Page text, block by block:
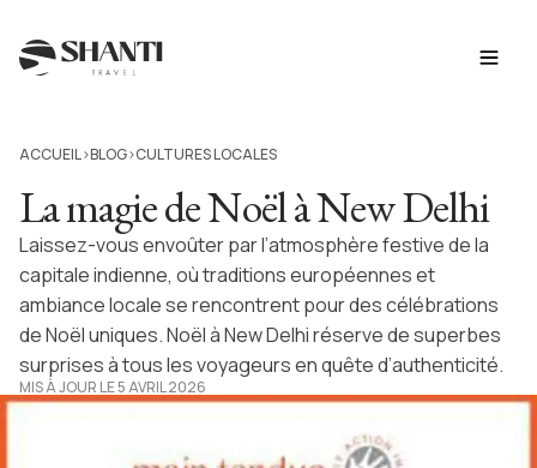
ACCUEIL>BLOG>CULTURES LOCALES
La magie de Noël à New Delhi
Laissez-vous envoûter par l’atmosphère festive de la
capitale indienne, où traditions européennes et
ambiance locale se rencontrent pour des célébrations
de Noël uniques. Noël à New Delhi réserve de superbes
surprises à tous les voyageurs en quête d’authenticité.
MIS À JOUR LE 5 AVRIL 2026